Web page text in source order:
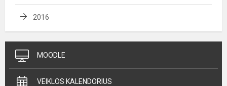
2016
MOODLE
VEIKLOS KALENDORIUS